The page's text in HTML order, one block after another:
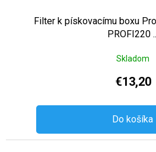
Filter k pískovacímu boxu
PROFI220
Skladom
€13,20
Do košíka